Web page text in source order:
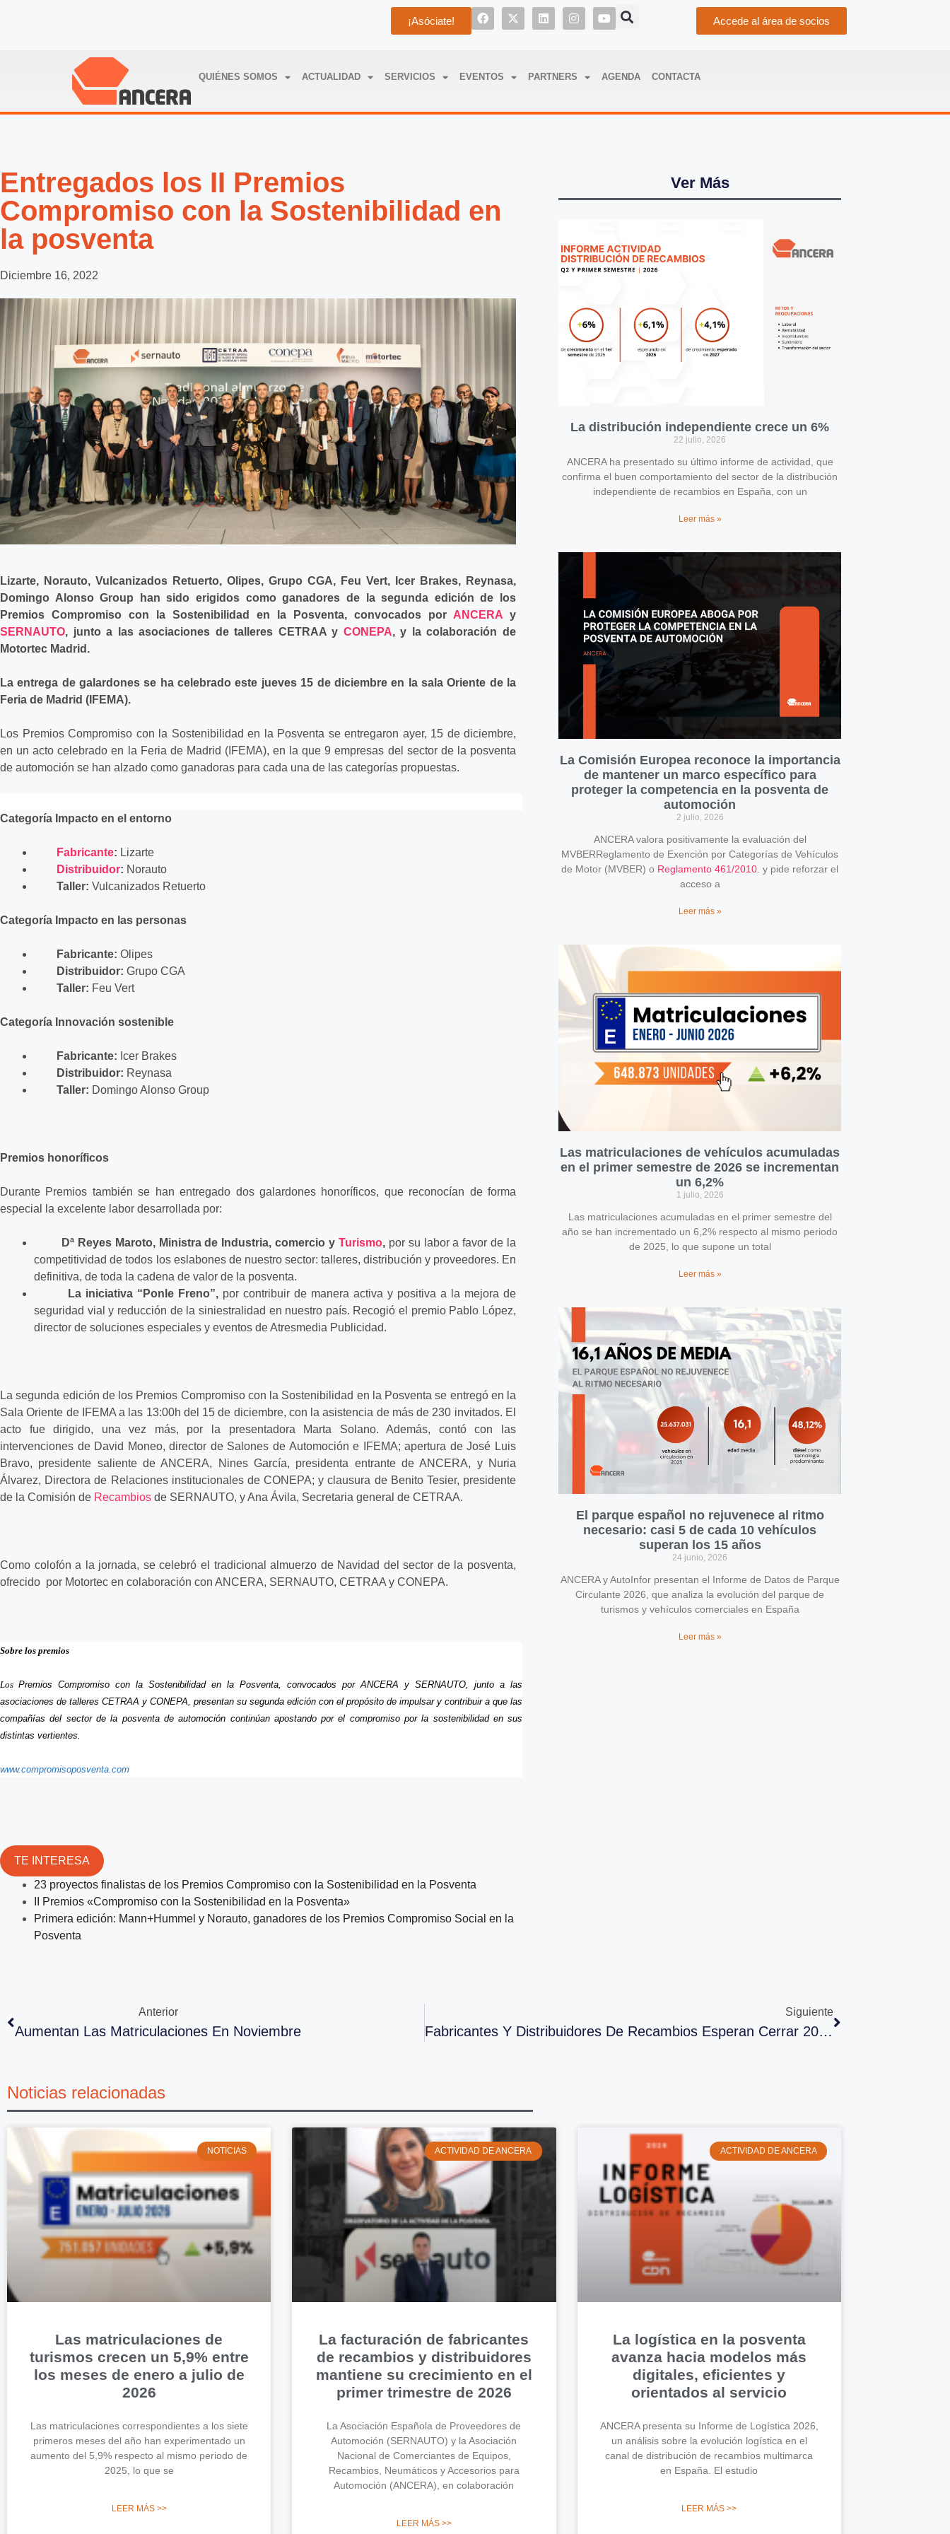
¡Asóciate! Accede al área de socios
QUIÉNES SOMOS ACTUALIDAD SERVICIOS EVENTOS PARTNERS AGENDA CONTACTA
Entregados los II Premios
Compromiso con la Sostenibilidad en
la posventa
Diciembre 16, 2022
Lizarte, Norauto, Vulcanizados Retuerto, Olipes, Grupo CGA, Feu Vert, Icer Brakes, Reynasa,
Domingo Alonso Group han sido erigidos como ganadores de la segunda edición de los
Premios Compromiso con la Sostenibilidad en la Posventa, convocados por ANCERA y
SERNAUTO, junto a las asociaciones de talleres CETRAA y CONEPA, y la colaboración de
Motortec Madrid.
La entrega de galardones se ha celebrado este jueves 15 de diciembre en la sala Oriente de la
Feria de Madrid (IFEMA).
Los Premios Compromiso con la Sostenibilidad en la Posventa se entregaron ayer, 15 de diciembre,
en un acto celebrado en la Feria de Madrid (IFEMA), en la que 9 empresas del sector de la posventa
de automoción se han alzado como ganadoras para cada una de las categorías propuestas.
Categoría Impacto en el entorno
Fabricante: Lizarte
Distribuidor: Norauto
Taller: Vulcanizados Retuerto
Categoría Impacto en las personas
Fabricante: Olipes
Distribuidor: Grupo CGA
Taller: Feu Vert
Categoría Innovación sostenible
Fabricante: Icer Brakes
Distribuidor: Reynasa
Taller: Domingo Alonso Group
Premios honoríficos
Durante Premios también se han entregado dos galardones honoríficos, que reconocían de forma
especial la excelente labor desarrollada por:
Dª Reyes Maroto, Ministra de Industria, comercio y Turismo, por su labor a favor de la
competitividad de todos los eslabones de nuestro sector: talleres, distribución y proveedores. En
definitiva, de toda la cadena de valor de la posventa.
La iniciativa “Ponle Freno”, por contribuir de manera activa y positiva a la mejora de
seguridad vial y reducción de la siniestralidad en nuestro país. Recogió el premio Pablo López,
director de soluciones especiales y eventos de Atresmedia Publicidad.
La segunda edición de los Premios Compromiso con la Sostenibilidad en la Posventa se entregó en la
Sala Oriente de IFEMA a las 13:00h del 15 de diciembre, con la asistencia de más de 230 invitados. El
acto fue dirigido, una vez más, por la presentadora Marta Solano. Además, contó con las
intervenciones de David Moneo, director de Salones de Automoción e IFEMA; apertura de José Luis
Bravo, presidente saliente de ANCERA, Nines García, presidenta entrante de ANCERA, y Nuria
Álvarez, Directora de Relaciones institucionales de CONEPA; y clausura de Benito Tesier, presidente
de la Comisión de Recambios de SERNAUTO, y Ana Ávila, Secretaria general de CETRAA.
Como colofón a la jornada, se celebró el tradicional almuerzo de Navidad del sector de la posventa,
ofrecido por Motortec en colaboración con ANCERA, SERNAUTO, CETRAA y CONEPA.
Sobre los premios
LosPremios Compromiso con la Sostenibilidad en la Posventa, convocados por ANCERA y SERNAUTO, junto a las
asociaciones de talleres CETRAA y CONEPA, presentan su segunda edición con el propósito de impulsar y contribuir a que las
compañías del sector de la posventa de automoción continúan apostando por el compromiso por la sostenibilidad en sus
distintas vertientes.
www.compromisoposventa.com
TE INTERESA
23 proyectos finalistas de los Premios Compromiso con la Sostenibilidad en la Posventa
II Premios «Compromiso con la Sostenibilidad en la Posventa»
Primera edición: Mann+Hummel y Norauto, ganadores de los Premios Compromiso Social en la
Posventa
Ver Más
La distribución independiente crece un 6%
22 julio, 2026
ANCERA ha presentado su último informe de actividad, que
confirma el buen comportamiento del sector de la distribución
independiente de recambios en España, con un
Leer más »
La Comisión Europea reconoce la importancia
de mantener un marco específico para
proteger la competencia en la posventa de
automoción
2 julio, 2026
ANCERA valora positivamente la evaluación del
MVBERReglamento de Exención por Categorías de Vehículos
de Motor (MVBER) o Reglamento 461/2010 . y pide reforzar el
acceso a
Leer más »
Las matriculaciones de vehículos acumuladas
en el primer semestre de 2026 se incrementan
un 6,2%
1 julio, 2026
Las matriculaciones acumuladas en el primer semestre del
año se han incrementado un 6,2% respecto al mismo periodo
de 2025, lo que supone un total
Leer más »
El parque español no rejuvenece al ritmo
necesario: casi 5 de cada 10 vehículos
superan los 15 años
24 junio, 2026
ANCERA y AutoInfor presentan el Informe de Datos de Parque
Circulante 2026, que analiza la evolución del parque de
turismos y vehículos comerciales en España
Leer más »
Anterior
Aumentan Las Matriculaciones En Noviembre
Siguiente
Fabricantes Y Distribuidores De Recambios Esperan Cerrar 2022 Con Un Crecimiento En Torno Al 10%
Noticias relacionadas
NOTICIAS
Las matriculaciones de
turismos crecen un 5,9% entre
los meses de enero a julio de
2026
Las matriculaciones correspondientes a los siete
primeros meses del año han experimentado un
aumento del 5,9% respecto al mismo periodo de
2025, lo que se
LEER MÁS >>
ACTIVIDAD DE ANCERA
La facturación de fabricantes
de recambios y distribuidores
mantiene su crecimiento en el
primer trimestre de 2026
La Asociación Española de Proveedores de
Automoción (SERNAUTO) y la Asociación
Nacional de Comerciantes de Equipos,
Recambios, Neumáticos y Accesorios para
Automoción (ANCERA), en colaboración
LEER MÁS >>
ACTIVIDAD DE ANCERA
La logística en la posventa
avanza hacia modelos más
digitales, eficientes y
orientados al servicio
ANCERA presenta su Informe de Logística 2026,
un análisis sobre la evolución logística en el
canal de distribución de recambios multimarca
en España. El estudio
LEER MÁS >>